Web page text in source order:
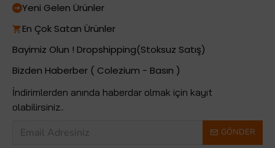
Yeni Gelen Ürünler
En Çok Satan Ürünler
Bayimiz Olun ! Dropshipping(Stoksuz Satış)
Bizden Haberber ( Colezium - Basın )
İndirimlerden anında haberdar olmak için kayıt
olabilirsiniz..
GÖNDER